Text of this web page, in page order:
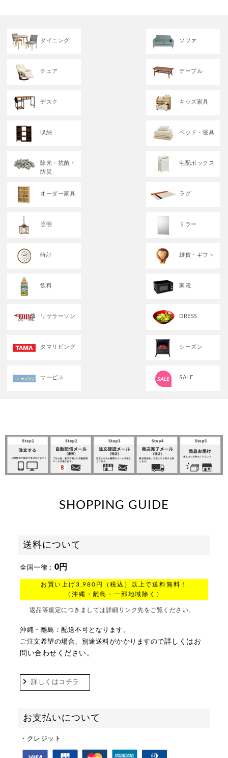
ダイニング ソファ
チェア テーブル
デスク キッズ家具
収納 ベッド・寝具
除菌・抗菌・
防災
宅配ボックス
オーダー家具 ラグ
照明 ミラー
時計 雑貨・ギフト
飲料 家電
リサラーソン DRESS
タマリビング シーズン
サービス SALE
SHOPPING GUIDE
送料について
全国一律： 0円
お買い上げ3,980円（税込）以上で送料無料！
（沖縄・離島・一部地域除く）
返品等規定につきましては詳細リンク先をご覧ください。
沖縄・離島：配送不可となります。
ご注文希望の場合、別途送料がかかりますので詳しくはお
問い合わせください。
詳しくはコチラ
お支払いについて
・クレジット